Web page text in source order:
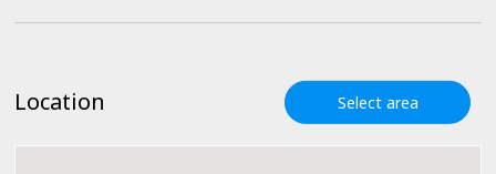
Location Select area